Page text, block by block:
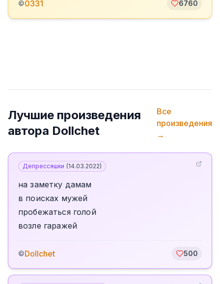
©0331 6760
Лучшие произведения
автора Dollchet
Все
произведения
→
Депрессяшки (14.03.2022)
на заметку дамам
в поисках мужей
пробежаться голой
возле гаражей
©Dollchet 500